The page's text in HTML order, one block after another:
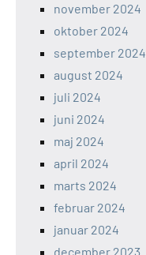
november 2024
oktober 2024
september 2024
august 2024
juli 2024
juni 2024
maj 2024
april 2024
marts 2024
februar 2024
januar 2024
december 2023